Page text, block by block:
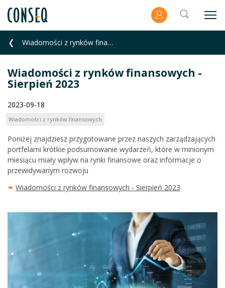
Wiadomości z rynków finansowych - Sierpień 2023
Wiadomości z rynków finansowych -
Sierpień 2023
2023-09-18
Wiadomości z rynków finansowych
Poniżej znajdziesz przygotowane przez naszych zarządzających
portfelami krótkie podsumowanie wydarzeń, które w minionym
miesiącu miały wpływ na rynki finansowe oraz informacje o
przewidywanym rozwoju
Wiadomości z rynków finansowych - Sierpień 2023